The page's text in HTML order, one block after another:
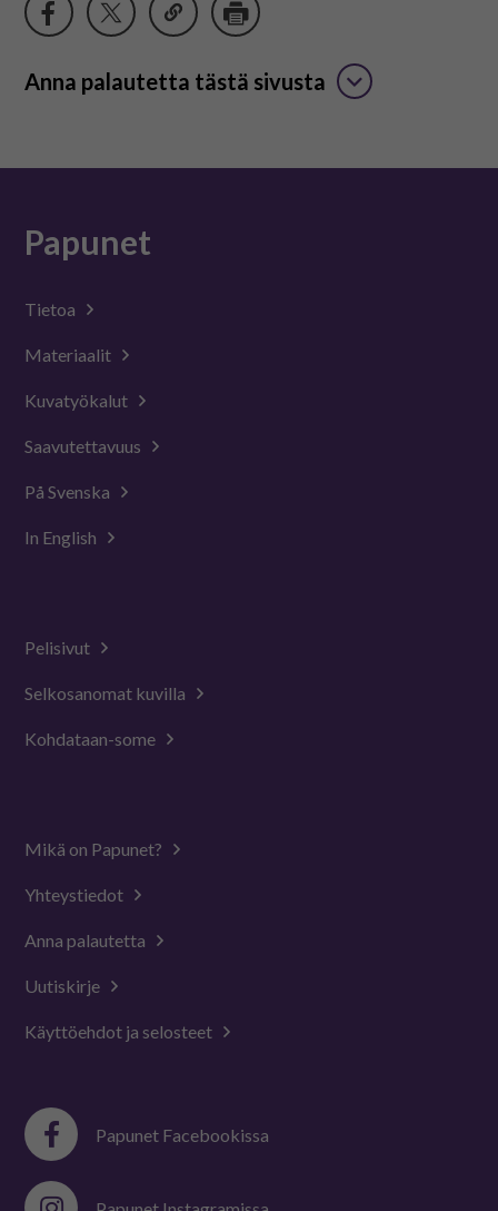
Anna palautetta tästä sivusta
Papunet
Tietoa
Materiaalit
Kuvatyökalut
Saavutettavuus
På Svenska
In English
Pelisivut
Selkosanomat kuvilla
Kohdataan-some
Mikä on Papunet?
Yhteystiedot
Anna palautetta
Uutiskirje
Käyttöehdot ja selosteet
Papunet Facebookissa